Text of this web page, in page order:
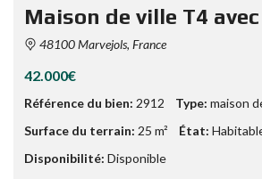
Maison de ville T4
48100 Marvejols, France
42.000€
Référence du bien: 2912 Type: maison
Surface du terrain: 25 m² État:
Disponibilité: Disponible